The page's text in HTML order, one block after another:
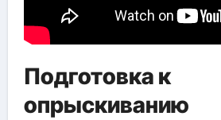
Подготовка к
опрыскиванию